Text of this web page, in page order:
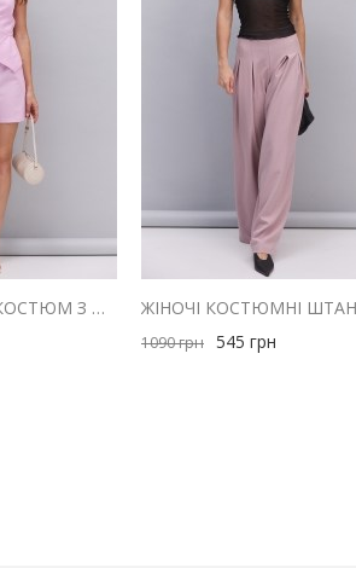
ЖІНОЧИЙ ЛІТНІЙ КОСТЮМ З ШОРТАМИ І ЖИЛЕТОМ З ЛЬОНУ РОЖЕВИЙ
1090грн 545 грн